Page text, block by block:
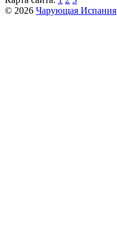
© 2026 Чарующая Испания